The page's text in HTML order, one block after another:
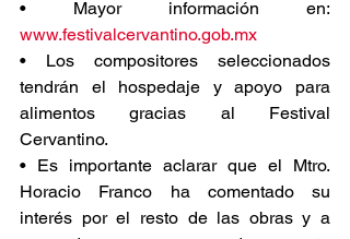
www.festivalcervantino.gob.mx
• Los compositores seleccionados
tendrán el hospedaje y apoyo para
alimentos gracias al Festival
Cervantino.
• Es importante aclarar que el Mtro.
Horacio Franco ha comentado su
interés por el resto de las obras y a